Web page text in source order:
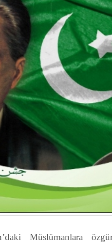
Müslümanlara